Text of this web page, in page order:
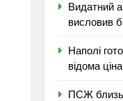
Видатний
висловив
Наполі
відома
ПСЖ